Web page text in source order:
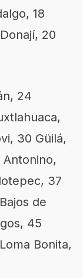
18
20
24
30 Güilá,
37
de
45
Bonita,